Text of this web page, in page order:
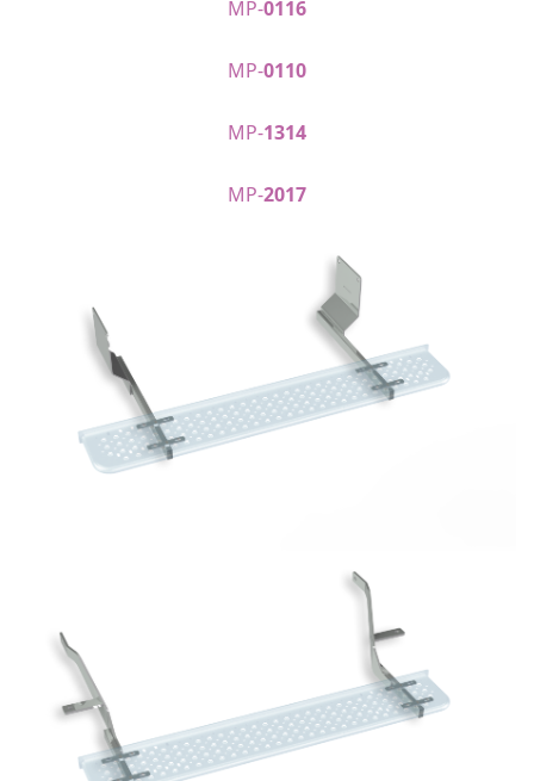
MP-0116
MP-0110
MP-1314
MP-2017